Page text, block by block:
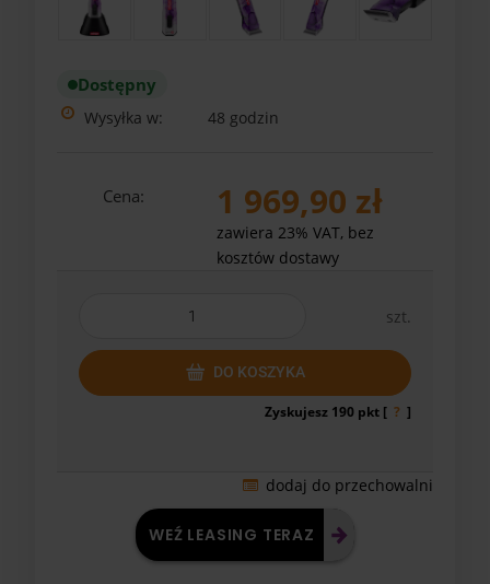
Dostępny
Wysyłka w: 48 godzin
Cena: 1 969,90 zł
zawiera 23% VAT, bez
kosztów dostawy
szt.
DO KOSZYKA
Zyskujesz 190 pkt [ ? ]
dodaj do przechowalni
WEŹ LEASING TERAZ